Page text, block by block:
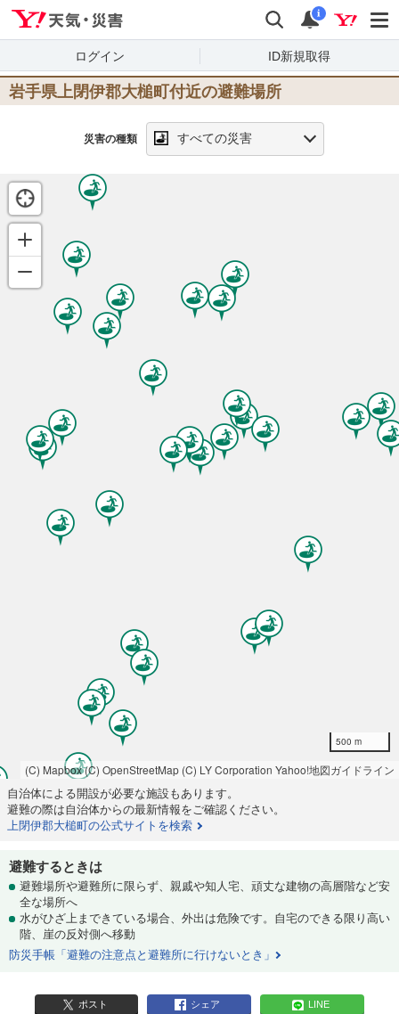
検索 通知
i
ログイン ID新規取得
岩手県上閉伊郡大槌町 付近の避難場所
災害の種類 すべての災害
500 m
(C) Mapbox(C) OpenStreetMap (C) LY Corporation Yahoo!地図ガイドライン
自治体による開設が必要な施設もあります。
避難の際は自治体からの最新情報をご確認ください。
上閉伊郡大槌町の公式サイトを検索
避難するときは
避難場所や避難所に限らず、親戚や知人宅、頑丈な建物の高層階など安
全な場所へ
水がひざ上まできている場合、外出は危険です。自宅のできる限り高い
階、崖の反対側へ移動
防災手帳「避難の注意点と避難所に行けないとき」
ポスト シェア LINE